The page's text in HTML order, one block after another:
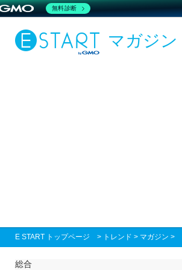
マガジン
E START トップページ > トレンド > マガジン >
総合
無料診断